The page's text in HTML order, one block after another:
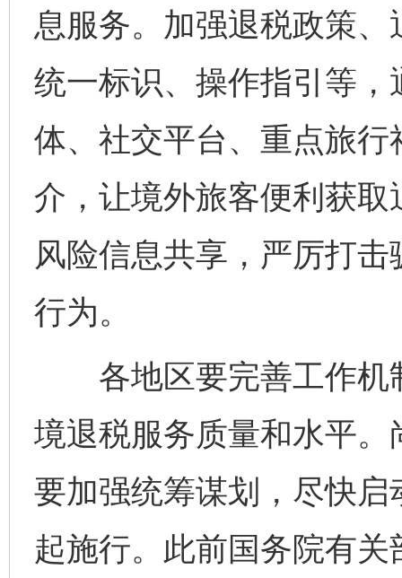
息服务。加强退税政策
统一标识、操作指引等
体、社交平台、重点旅
介，让境外旅客便利获
风险信息共享，严厉打
行为。
各地区要完善工作机
境退税服务质量和水平
要加强统筹谋划，尽快
起施行。此前国务院有